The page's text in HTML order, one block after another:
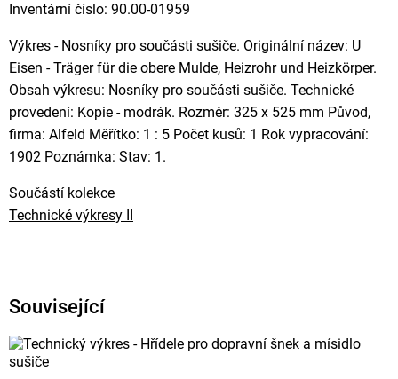
Inventární číslo: 90.00-01959
Výkres - Nosníky pro součásti sušiče. Originální název: U
Eisen - Träger für die obere Mulde, Heizrohr und Heizkörper.
Obsah výkresu: Nosníky pro součásti sušiče. Technické
provedení: Kopie - modrák. Rozměr: 325 x 525 mm Původ,
firma: Alfeld Měřítko: 1 : 5 Počet kusů: 1 Rok vypracování:
1902 Poznámka: Stav: 1.
Součástí kolekce
Technické výkresy II
Související